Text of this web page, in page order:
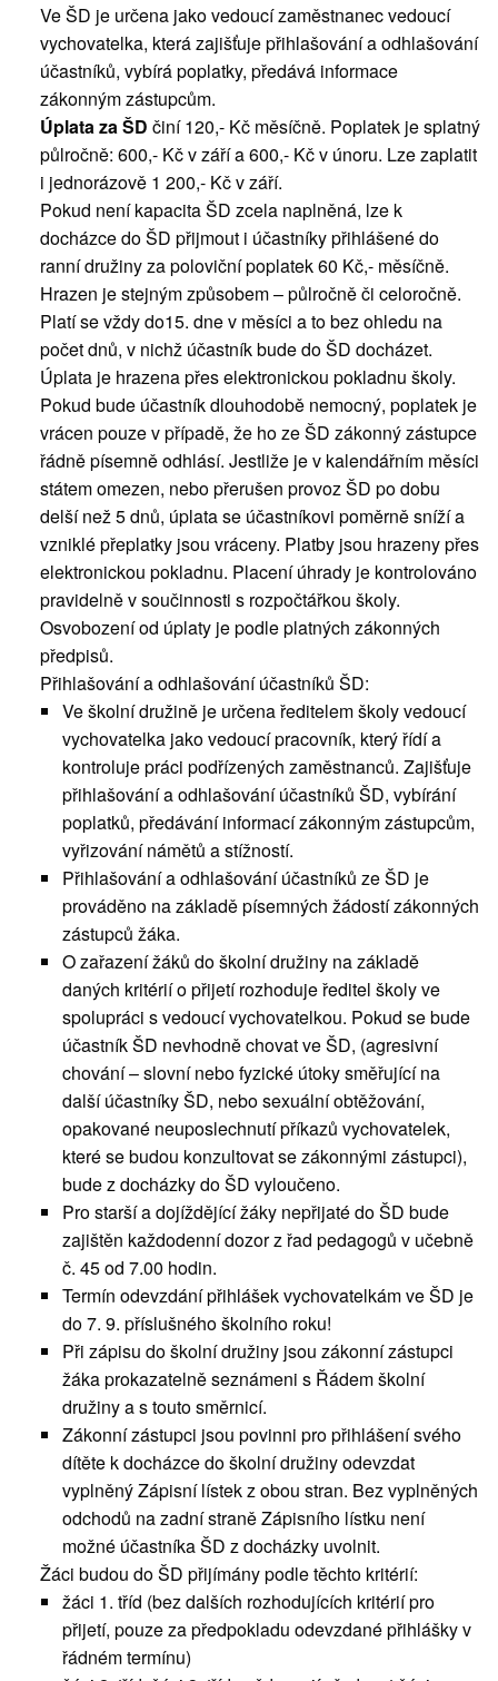
Ve ŠD je určena jako vedoucí zaměstnanec vedoucí
vychovatelka, která zajišťuje přihlašování a odhlašování
účastníků, vybírá poplatky, předává informace
zákonným zástupcům.
Úplata za ŠD činí 120,- Kč měsíčně. Poplatek je splatný
půlročně: 600,- Kč v září a 600,- Kč v únoru. Lze zaplatit
i jednorázově 1 200,- Kč v září.
Pokud není kapacita ŠD zcela naplněná, lze k
docházce do ŠD přijmout i účastníky přihlášené do
ranní družiny za poloviční poplatek 60 Kč,- měsíčně.
Hrazen je stejným způsobem – půlročně či celoročně.
Platí se vždy do15. dne v měsíci a to bez ohledu na
počet dnů, v nichž účastník bude do ŠD docházet.
Úplata je hrazena přes elektronickou pokladnu školy.
Pokud bude účastník dlouhodobě nemocný, poplatek je
vrácen pouze v případě, že ho ze ŠD zákonný zástupce
řádně písemně odhlásí. Jestliže je v kalendářním měsíci
státem omezen, nebo přerušen provoz ŠD po dobu
delší než 5 dnů, úplata se účastníkovi poměrně sníží a
vzniklé přeplatky jsou vráceny. Platby jsou hrazeny přes
elektronickou pokladnu. Placení úhrady je kontrolováno
pravidelně v součinnosti s rozpočtářkou školy.
Osvobození od úplaty je podle platných zákonných
předpisů.
Přihlašování a odhlašování účastníků ŠD:
Ve školní družině je určena ředitelem školy vedoucí
vychovatelka jako vedoucí pracovník, který řídí a
kontroluje práci podřízených zaměstnanců. Zajišťuje
přihlašování a odhlašování účastníků ŠD, vybírání
poplatků, předávání informací zákonným zástupcům,
vyřizování námětů a stížností.
Přihlašování a odhlašování účastníků ze ŠD je
prováděno na základě písemných žádostí zákonných
zástupců žáka.
O zařazení žáků do školní družiny na základě
daných kritérií o přijetí rozhoduje ředitel školy ve
spolupráci s vedoucí vychovatelkou. Pokud se bude
účastník ŠD nevhodně chovat ve ŠD, (agresivní
chování – slovní nebo fyzické útoky směřující na
další účastníky ŠD, nebo sexuální obtěžování,
opakované neuposlechnutí příkazů vychovatelek,
které se budou konzultovat se zákonnými zástupci),
bude z docházky do ŠD vyloučeno.
Pro starší a dojíždějící žáky nepřijaté do ŠD bude
zajištěn každodenní dozor z řad pedagogů v učebně
č. 45 od 7.00 hodin.
Termín odevzdání přihlášek vychovatelkám ve ŠD je
do 7. 9. příslušného školního roku!
Při zápisu do školní družiny jsou zákonní zástupci
žáka prokazatelně seznámeni s Řádem školní
družiny a s touto směrnicí.
Zákonní zástupci jsou povinni pro přihlášení svého
dítěte k docházce do školní družiny odevzdat
vyplněný Zápisní lístek z obou stran. Bez vyplněných
odchodů na zadní straně Zápisního lístku není
možné účastníka ŠD z docházky uvolnit.
Žáci budou do ŠD přijímány podle těchto kritérií:
žáci 1. tříd (bez dalších rozhodujících kritérií pro
přijetí, pouze za předpokladu odevzdané přihlášky v
řádném termínu)